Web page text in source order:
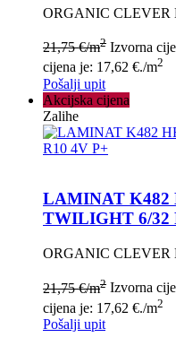
ORGANIC CLEVER
21,75€/m2 Izvorna
cijena je: 17,62 €./m2
Pošalji upit
Akcijska cijena
Zalihe
LAMINAT K482
TWILIGHT 6/32
ORGANIC CLEVER
21,75€/m2 Izvorna
cijena je: 17,62 €./m2
Pošalji upit